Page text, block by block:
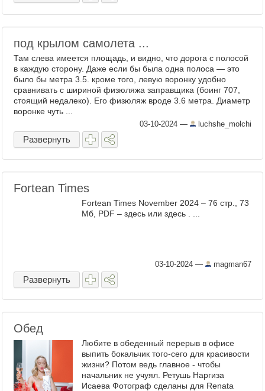
под крылом самолета ...
Там слева имеется площадь, и видно, что дорога с полосой
в каждую сторону. Даже если бы была одна полоса — это
было бы метра 3.5. кроме того, левую воронку удобно
сравнивать с шириной физюляжа заправщика (боинг 707,
стоящий недалеко). Его физюляж вроде 3.6 метра. Диаметр
воронке чуть ...
03-10-2024 — luchshe_molchi
Развернуть
Fortean Times
Fortean Times November 2024 – 76 стр., 73
Мб, PDF – здесь или здесь . ...
03-10-2024 — magman67
Развернуть
Обед
Любите в обеденный перерыв в офисе
выпить бокальчик того-сего для красивости
жизни? Потом ведь главное - чтобы
начальник не учуял. Ретушь Наргиза
Исаева Фотограф сделаны для Renata